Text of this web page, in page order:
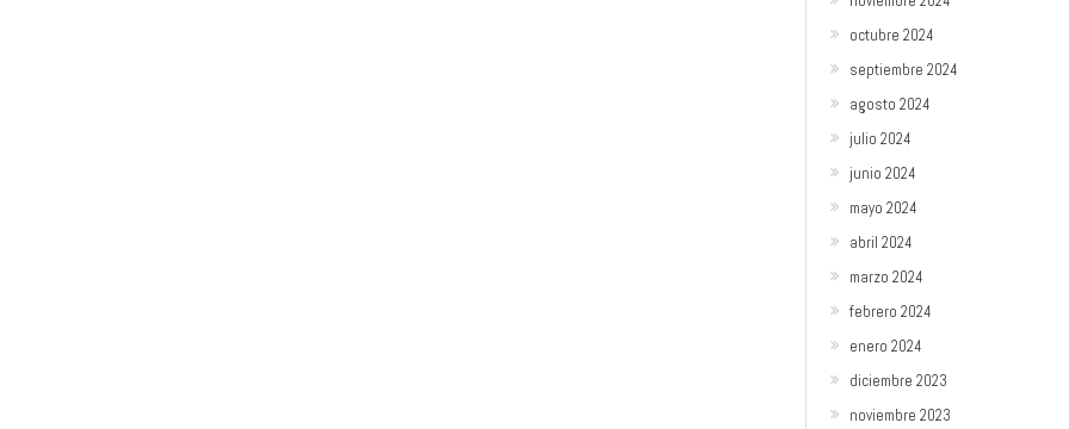
octubre 2024
septiembre 2024
agosto 2024
julio 2024
junio 2024
mayo 2024
abril 2024
marzo 2024
febrero 2024
enero 2024
diciembre 2023
noviembre 2023